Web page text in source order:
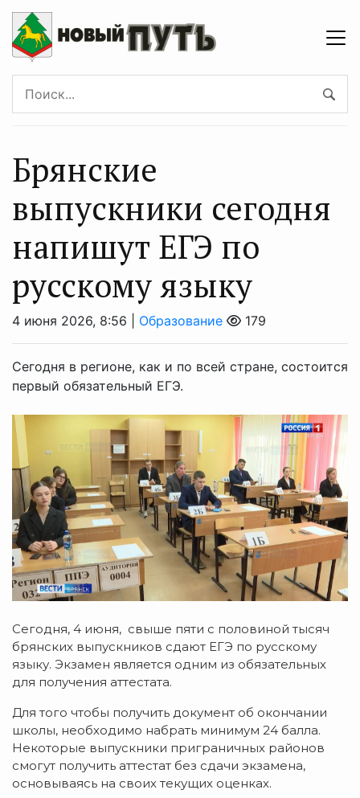
Брянские
выпускники сегодня
напишут ЕГЭ по
русскому языку
4 июня 2026, 8:56 | Образование 179
Сегодня в регионе, как и по всей стране, состоится
первый обязательный ЕГЭ.
Сегодня, 4 июня, свыше пяти с половиной тысяч
брянских выпускников сдают ЕГЭ по русскому
языку. Экзамен является одним из обязательных
для получения аттестата.
Для того чтобы получить документ об окончании
школы, необходимо набрать минимум 24 балла.
Некоторые выпускники приграничных районов
смогут получить аттестат без сдачи экзамена,
основываясь на своих текущих оценках.